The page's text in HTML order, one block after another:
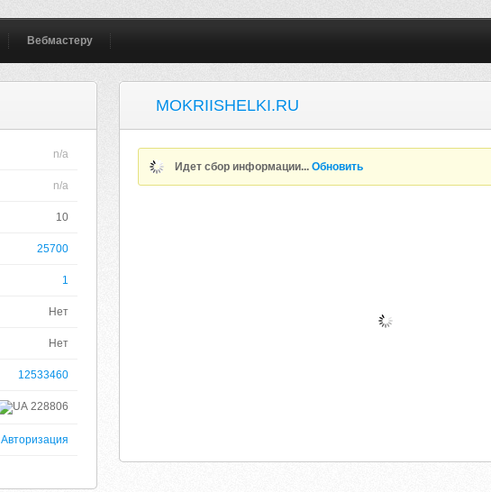
Вебмастеру
n/a
n/a
10
25700
1
Нет
Нет
12533460
228806
Авторизация
MOKRIISHELKI.RU
Идет сбор информации...Обновить